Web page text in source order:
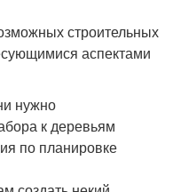
строительных
аспектами
нужно
к деревьям
по планировке